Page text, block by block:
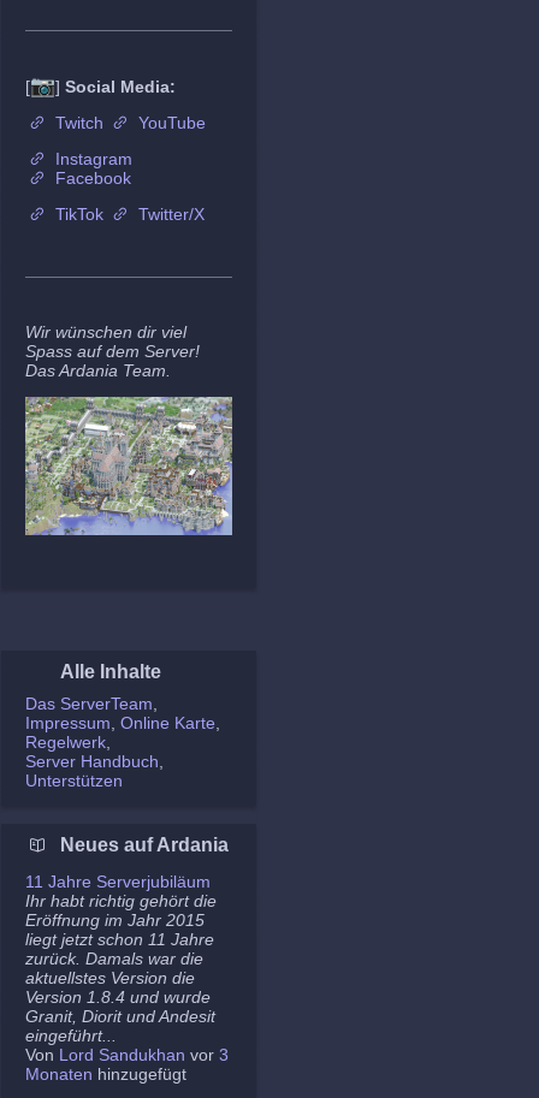
[📷] Social Media:
Twitch
YouTube
Instagram
Facebook
TikTok
Twitter/X
Wir wünschen dir viel
Spass auf dem Server!
Das Ardania Team.
Alle Inhalte
Das ServerTeam
Impressum Online Karte
Regelwerk
Server Handbuch
Unterstützen
Neues auf Ardania
11 Jahre Serverjubiläum
Ihr habt richtig gehört die
Eröffnung im Jahr 2015
liegt jetzt schon 11 Jahre
zurück. Damals war die
aktuellstes Version die
Version 1.8.4 und wurde
Granit, Diorit und Andesit
eingeführt...
Von Lord Sandukhan vor 3
Monaten hinzugefügt